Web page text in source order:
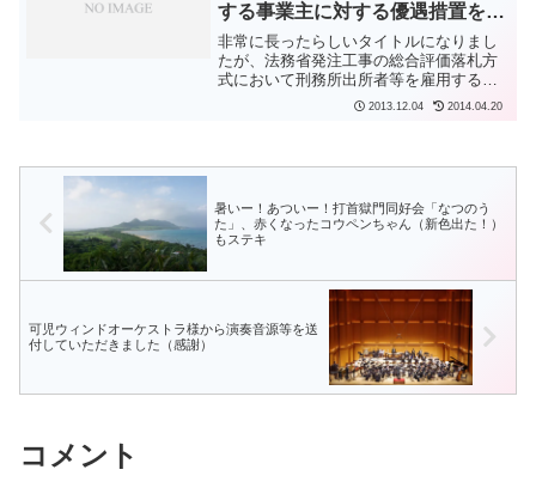
する事業主に対する優遇措置を導
入
非常に長ったらしいタイトルになりまし
たが、法務省発注工事の総合評価落札方
式において刑務所出所者等を雇用する事
業主に対する優遇措置を導入することに
ついて、法務省から発表（プレスリリー
2013.12.04 2014.04.20
暑いー！あついー！打首獄門同好会「なつのう
た」、赤くなったコウペンちゃん（新色出た！）
もステキ
可児ウィンドオーケストラ様から演奏音源等を送
付していただきました（感謝）
コメント